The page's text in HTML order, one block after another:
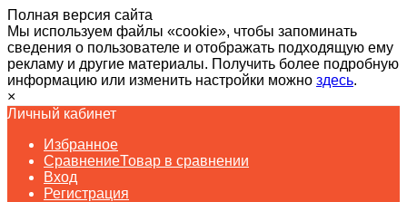
Полная версия сайта
Мы используем файлы «cookie», чтобы запоминать
сведения о пользователе и отображать подходящую ему
рекламу и другие материалы. Получить более подробную
информацию или изменить настройки можно здесь.
×
Личный кабинет
Избранное
СравнениеТовар в сравнении
Вход
Регистрация